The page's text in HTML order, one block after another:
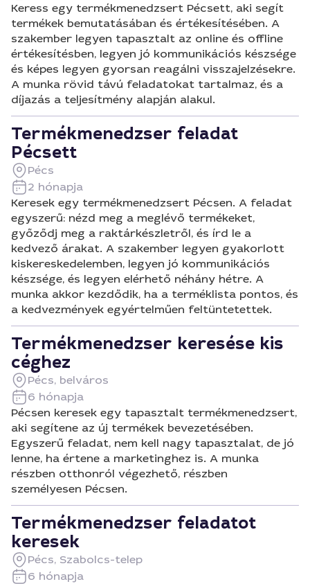
Keress egy termékmenedzsert Pécsett, aki segít
termékek bemutatásában és értékesítésében. A
szakember legyen tapasztalt az online és offline
értékesítésben, legyen jó kommunikációs készsége
és képes legyen gyorsan reagálni visszajelzésekre.
A munka rövid távú feladatokat tartalmaz, és a
díjazás a teljesítmény alapján alakul.
Termékmenedzser feladat
Pécsett
Pécs
2 hónapja
Keresek egy termékmenedzsert Pécsen. A feladat
egyszerű: nézd meg a meglévő termékeket,
győződj meg a raktárkészletről, és írd le a
kedvező árakat. A szakember legyen gyakorlott
kiskereskedelemben, legyen jó kommunikációs
készsége, és legyen elérhető néhány hétre. A
munka akkor kezdődik, ha a terméklista pontos, és
a kedvezmények egyértelműen feltüntetettek.
Termékmenedzser keresése kis
céghez
Pécs, belváros
6 hónapja
Pécsen keresek egy tapasztalt termékmenedzsert,
aki segítene az új termékek bevezetésében.
Egyszerű feladat, nem kell nagy tapasztalat, de jó
lenne, ha értene a marketinghez is. A munka
részben otthonról végezhető, részben
személyesen Pécsen.
Termékmenedzser feladatot
keresek
Pécs, Szabolcs-telep
6 hónapja